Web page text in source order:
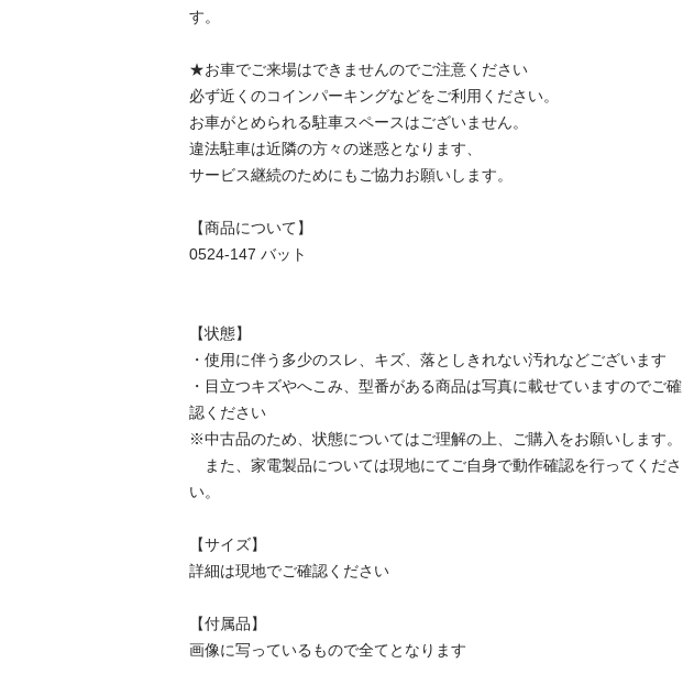
す。
★お車でご来場はできませんのでご注意ください
必ず近くのコインパーキングなどをご利用ください。
お車がとめられる駐車スペースはございません。
違法駐車は近隣の方々の迷惑となります、
サービス継続のためにもご協力お願いします。
【商品について】
0524-147 バット
【状態】
・使用に伴う多少のスレ、キズ、落としきれない汚れなどございます
・目立つキズやへこみ、型番がある商品は写真に載せていますのでご確
認ください
※中古品のため、状態についてはご理解の上、ご購入をお願いします。
また、家電製品については現地にてご自身で動作確認を行ってくださ
い。
【サイズ】
詳細は現地でご確認ください
【付属品】
画像に写っているもので全てとなります